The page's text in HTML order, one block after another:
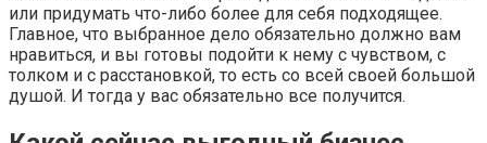
или придумать что-либо более для себя подходящее.
Главное, что выбранное дело обязательно должно вам
нравиться, и вы готовы подойти к нему с чувством, с
толком и с расстановкой, то есть со всей своей большой
душой. И тогда у вас обязательно все получится.